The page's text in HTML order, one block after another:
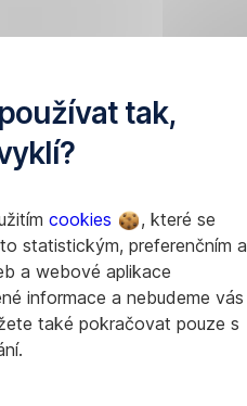
tak,
cookies
, které se
statistickým, preferenčním a
a webové aplikace
informace a nebudeme vás
také pokračovat pouze s